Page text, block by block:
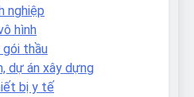
nghiệp
hình
gói thầu
dự án xây dựng
bị y tế